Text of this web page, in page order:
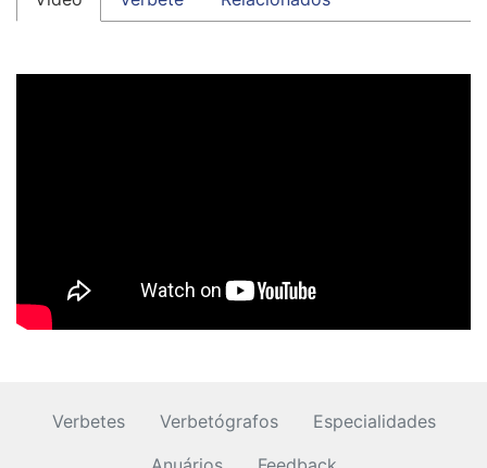
Verbetes Verbetógrafos
Especialidades